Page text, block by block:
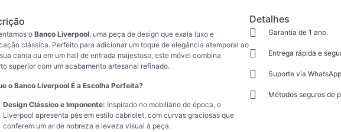
o Banco Liverpool, uma peça de design que exala luxo e
clássica. Perfeito para adicionar um toque de elegância atemporal ao
cama ou em um hall de entrada majestoso, este móvel combina
superior com um acabamento artesanal refinado.
o Banco Liverpool É a Escolha Perfeita?
Design Clássico e Imponente: Inspirado no mobiliário de época, o
Liverpool apresenta pés em estilo cabriolet, com curvas graciosas que
conferem um ar de nobreza e leveza visual à peça.
Detalhes
Garantia de 1 ano.
Entrega rápida e
Suporte via
Métodos seguros de